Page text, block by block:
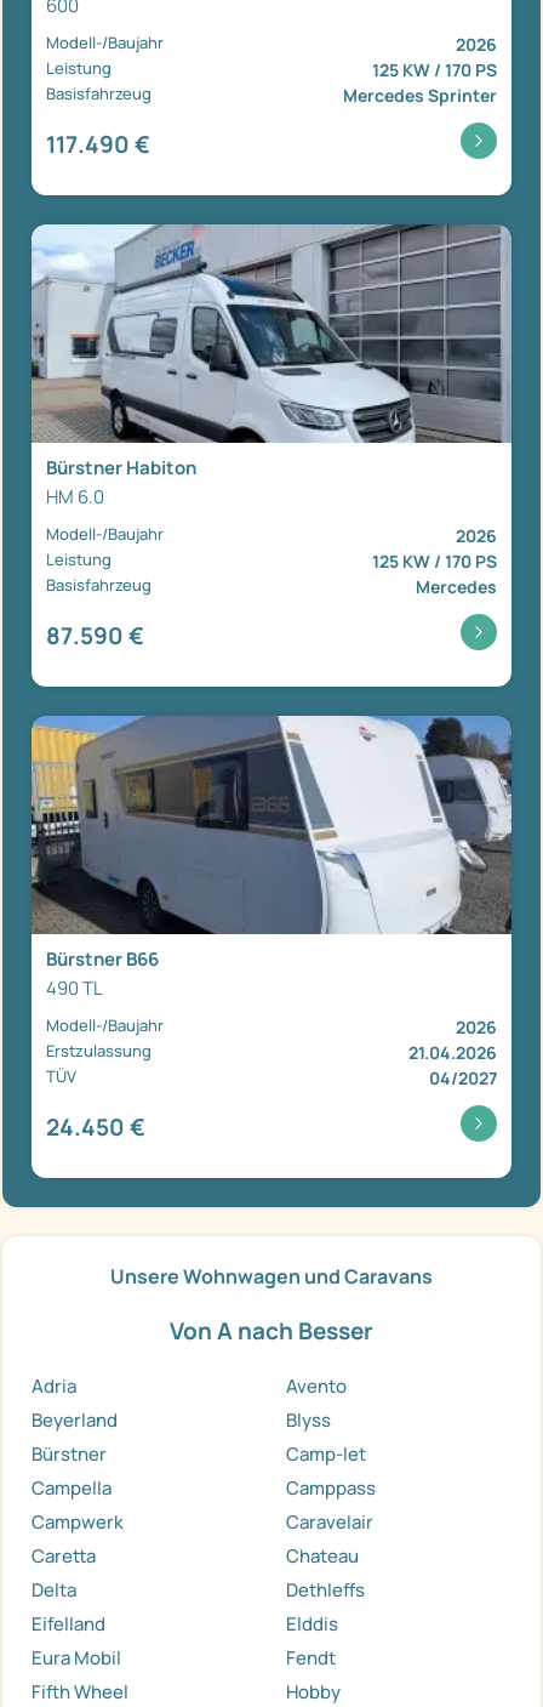
600
Modell-/Baujahr 2026
Leistung 125 KW / 170 PS
Basisfahrzeug Mercedes Sprinter
117.490 €
Bürstner Habiton
HM 6.0
Modell-/Baujahr 2026
Leistung 125 KW / 170 PS
Basisfahrzeug Mercedes
87.590 €
Bürstner B66
490 TL
Modell-/Baujahr 2026
Erstzulassung 21.04.2026
TÜV 04/2027
24.450 €
Unsere Wohnwagen und Caravans
Von A nach Besser
Adria
Avento
Beyerland
Blyss
Bürstner
Camp-let
Campella
Camppass
Campwerk
Caravelair
Caretta
Chateau
Delta
Dethleffs
Eifelland
Elddis
Eura Mobil
Fendt
Fifth Wheel
Hobby